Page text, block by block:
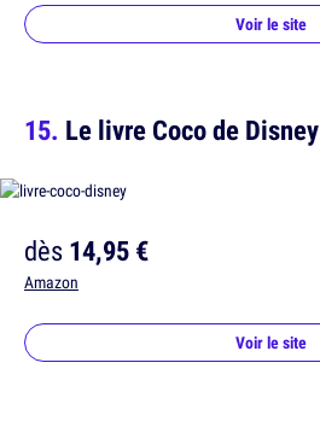
Voir le site
Le livre Coco de Disney
dès14,95 €
Amazon
Voir le site